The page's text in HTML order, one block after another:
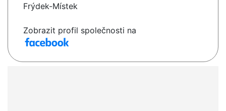
Frýdek-Místek
Zobrazit profil společnosti na